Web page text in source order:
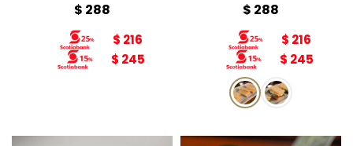
$ 288
$ 216
$ 245
$ 288
$ 216
$ 245